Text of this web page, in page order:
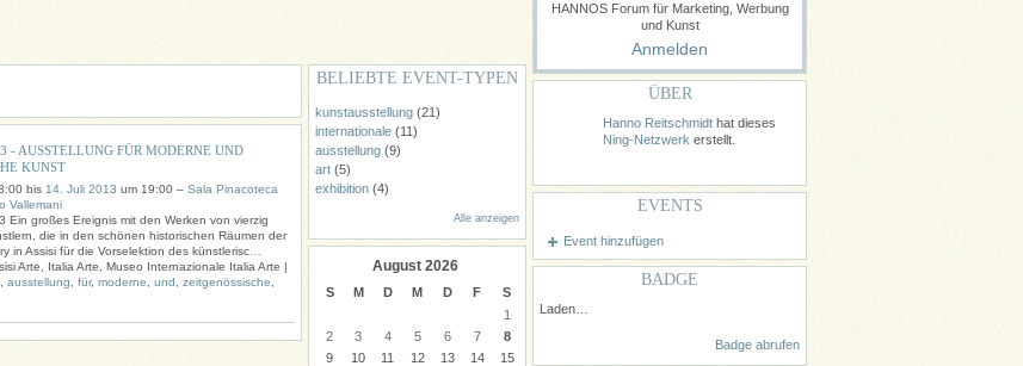
- AUSSTELLUNG FÜR MODERNE UND
KUNST
bis 14. Juli 2013 um 19:00 – Sala Pinacoteca
Vallemani
Ein großes Ereignis mit den Werken von vierzig
die in den schönen historischen Räumen der
in Assisi für die Vorselektion des künstlerisc
Arte, Italia Arte, Museo Internazionale Italia Arte |
ausstellung für, moderne und zeitgenössische
BELIEBTE EVENT-TYPEN
kunstausstellung (21)
internationale (11)
ausstellung (9)
art (5)
exhibition (4)
Alle anzeigen
August 2026
S M D M D F
S
1
2
3 4 5 6 7
8
9
10 11 12 13 14
15
HANNOS Forum für Marketing, Werbung
und Kunst
Anmelden
ÜBER
Hanno Reitschmidt hat dieses
Ning-Netzwerk erstellt.
EVENTS
Event hinzufügen
BADGE
Laden…
Badge abrufen